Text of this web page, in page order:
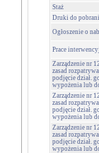
Staż
Druki do
Ogłoszenie o
Prace
Zarządzenie nr
zasad
podjęcie dział.
wypożenia lub
Zarządzenie nr
zasad
podjęcie dział.
wypożenia lub
Zarządzenie nr
zasad
podjęcie dział.
wypożenia lub